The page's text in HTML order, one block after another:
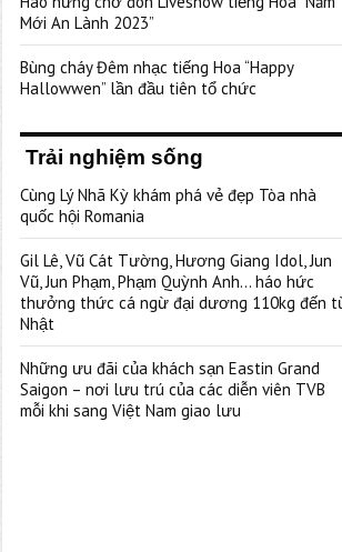
Mới An Lành 2023”
Bùng cháy Đêm nhạc tiếng Hoa “Happy
Hallowwen” lần đầu tiên tổ chức
Trải nghiệm sống
Cùng Lý Nhã Kỳ khám phá vẻ đẹp Tòa nhà
quốc hội Romania
Gil Lê, Vũ Cát Tường, Hương Giang Idol, Jun
Vũ, Jun Phạm, Phạm Quỳnh Anh… háo hức
thưởng thức cá ngừ đại dương 110kg đến
Nhật
Những ưu đãi của khách sạn Eastin Grand
Saigon – nơi lưu trú của các diễn viên TVB
mỗi khi sang Việt Nam giao lưu